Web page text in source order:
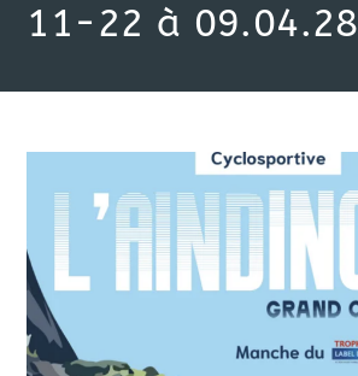
11-22 à 09.04.28